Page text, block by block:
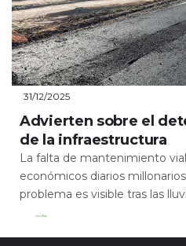
31/12/2025
Advierten sobre el
de la infraestructura
La falta de mantenimiento
económicos diarios
problema es visible tras las
Leer Más